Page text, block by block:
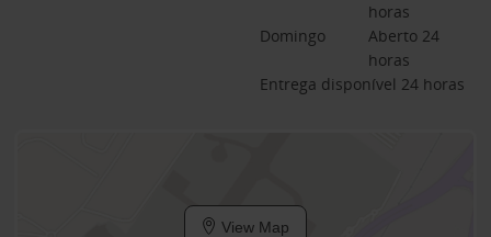
horas
Domingo
Aberto 24
horas
Entrega disponível 24 horas
View Map